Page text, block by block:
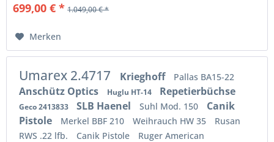
699,00 € * 1.049,00 € *
Merken
Umarex 2.4717 Krieghoff Pallas BA15-22
Anschütz Optics Huglu HT-14 Repetierbüchse
Geco 2413833 SLB Haenel Suhl Mod. 150
Canik
Pistole
Merkel BBF 210 Weihrauch HW 35
Rusan
RWS .22 lfb.
Canik Pistole Ruger American